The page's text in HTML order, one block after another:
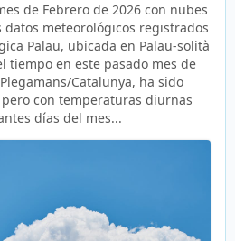
de Febrero de 2026 con nubes
meteorológicos registrados
Palau, ubicada en Palau-solità
tiempo en este pasado mes de
Catalunya, ha sido
con temperaturas diurnas
días del mes...